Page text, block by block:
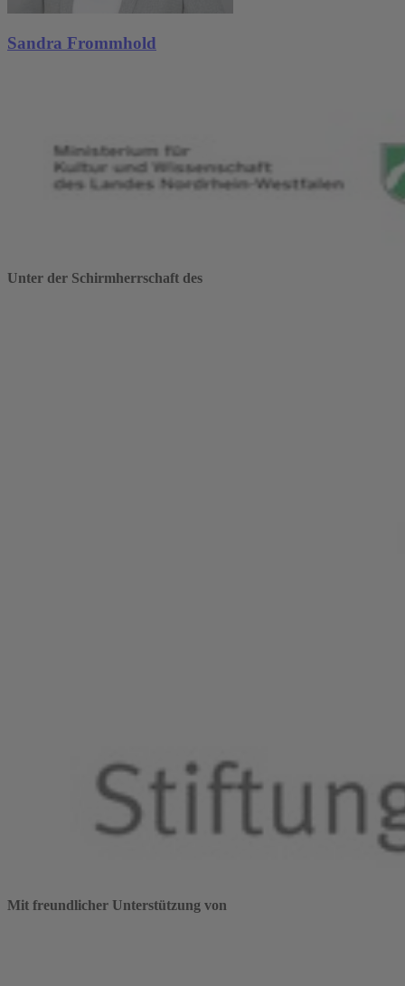
Sandra Frommhold
Unter der Schirmherrschaft des
Mit freundlicher Unterstützung von